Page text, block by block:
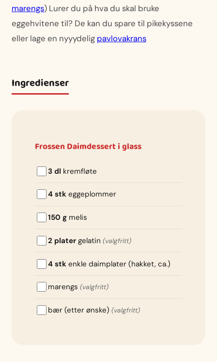
marengs)​ Lurer du på hva du skal bruke
eggehvitene til? De kan du spare til pikekyssene
eller lage en nyyydelig pavlovakrans
Ingredienser
Frossen Daimdessert i glass
3 dl kremfløte
4 stk eggeplommer
150 g melis
2 plater gelatin (valgfritt)
4 stk enkle daimplater (hakket, ca.)
marengs (valgfritt)
bær (etter ønske) (valgfritt)